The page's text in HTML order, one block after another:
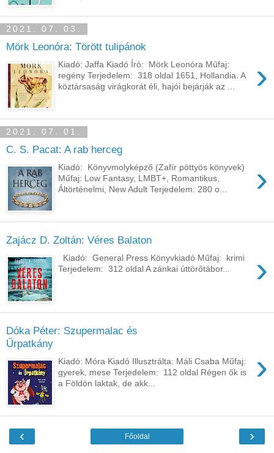
2021. 07. 03.
Mörk Leonóra: Törött ​tulipánok
›
Kiadó: Jaffa Kiadó Író: Mörk Leonóra Műfaj:
regény Terjedelem: 318 oldal 1651, Hollandia. A
köztársaság virágkorát éli, hajói bejárják az ...
2021. 07. 01.
C. S. Pacat: A rab herceg
›
Kiadó: Könyvmolyképző (Zafír pöttyös könyvek)
Műfaj: Low Fantasy, LMBT+, Romantikus,
Áltörténelmi, New Adult Terjedelem: 280 o...
Zajácz D. Zoltán: Véres Balaton
›
Kiadó: General Press Könyvkiadó Műfaj: krimi
Terjedelem: 312 oldal A zánkai úttörőtábor...
Dóka Péter: Szupermalac és
Űrpatkány
›
Kiadó: Móra Kiadó Illusztrálta: Máli Csaba Műfaj:
gyerek, mese Terjedelem: 112 oldal Régen ők is
a Földön laktak, de akk...
‹ ›
Főoldal